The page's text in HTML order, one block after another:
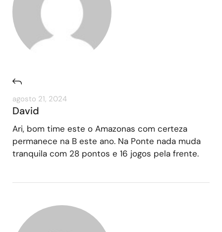
agosto 21, 2024
David
Ari, bom time este o Amazonas com certeza
permanece na B este ano. Na Ponte nada muda
tranquila com 28 pontos e 16 jogos pela frente.